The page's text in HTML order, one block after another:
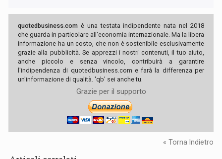
quotedbusiness.com è una testata indipendente nata nel 2018
che guarda in particolare all'economia internazionale. Ma la libera
informazione ha un costo, che non è sostenibile esclusivamente
grazie alla pubblicità. Se apprezzi i nostri contenuti, il tuo aiuto,
anche piccolo e senza vincolo, contribuirà a garantire
l'indipendenza di quotedbusiness.com e farà la differenza per
un'informazione di qualità. 'qb' sei anche tu.
Grazie per il supporto
« Torna Indietro